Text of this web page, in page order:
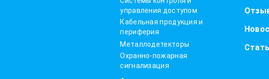
управления доступом
Кабельная продукция и
периферия
Металлодетекторы
Охранно-пожарная
сигнализация